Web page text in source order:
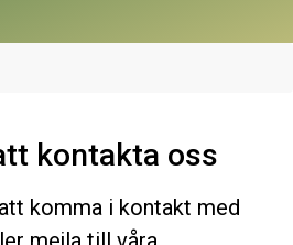
kontakta oss
komma i kontakt med